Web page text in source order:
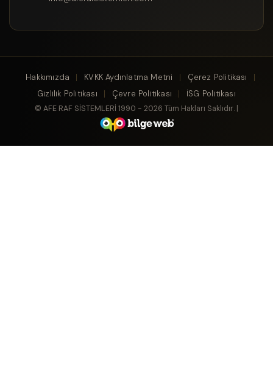
Hakkımızda KVKK Aydınlatma Metni
Çerez Politikası
Gizlilik Politikası
Çevre Politikası İSG Politikası
© AFE RAF SİSTEMLERİ 1990 - 2026 Tüm Hakları Saklıdır. |